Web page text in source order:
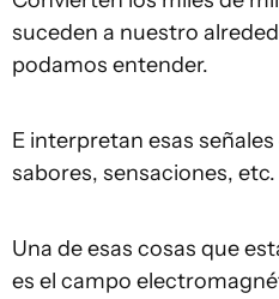
suceden a nuestro
podamos entender.
E interpretan esas
sabores, sensaciones, etc.
Una de esas cosas que
es el campo